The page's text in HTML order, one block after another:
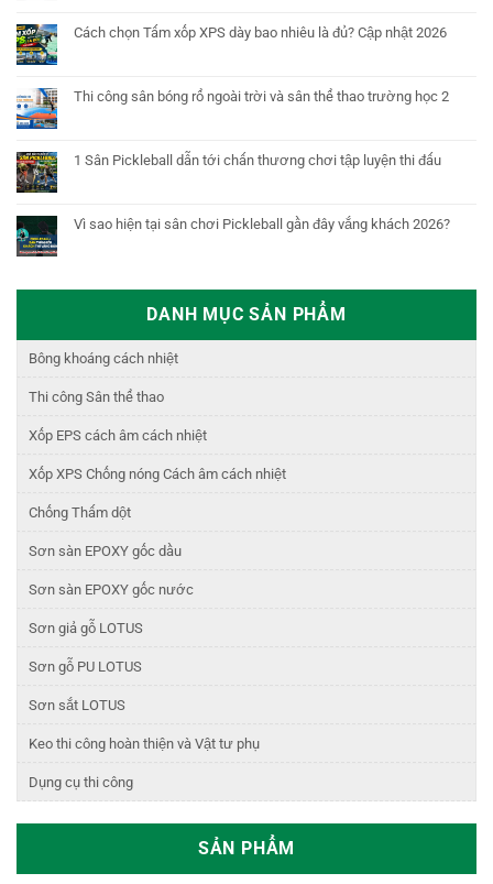
Cách chọn Tấm xốp XPS dày bao nhiêu là đủ? Cập nhật 2026
Thi công sân bóng rổ ngoài trời và sân thể thao trường học 2
1 Sân Pickleball dẫn tới chấn thương chơi tập luyện thi đấu
Vì sao hiện tại sân chơi Pickleball gần đây vắng khách 2026?
DANH MỤC SẢN PHẨM
Bông khoáng cách nhiệt
Thi công Sân thể thao
Xốp EPS cách âm cách nhiệt
Xốp XPS Chống nóng Cách âm cách nhiệt
Chống Thấm dột
Sơn sàn EPOXY gốc dầu
Sơn sàn EPOXY gốc nước
Sơn giả gỗ LOTUS
Sơn gỗ PU LOTUS
Sơn sắt LOTUS
Keo thi công hoàn thiện và Vật tư phụ
Dụng cụ thi công
SẢN PHẨM